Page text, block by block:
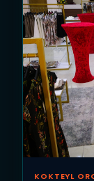
KOKTEYL